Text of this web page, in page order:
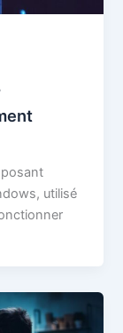
utilisé